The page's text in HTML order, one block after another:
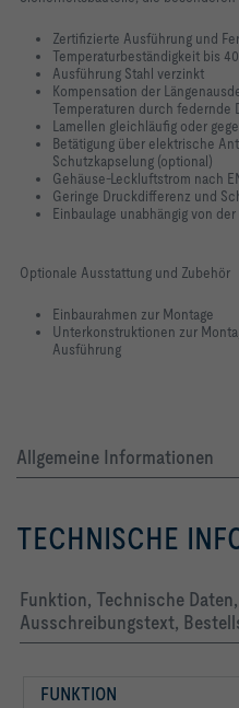
Zertifizierte Ausführung und
Temperaturbeständigkeit bis
Ausführung Stahl verzinkt
Kompensation der
Temperaturen durch federnde
Lamellen gleichläufig oder
Betätigung über elektrische
Schutzkapselung (optional)
Gehäuse-Leckluftstrom nach
Geringe Druckdifferenz und
Einbaulage unabhängig von
Optionale Ausstattung und Zubehör
Einbaurahmen zur Montage
Unterkonstruktionen zur
Ausführung
Allgemeine Informationen
TECHNISCHE
Funktion, Technische
Ausschreibungstext,
FUNKTION